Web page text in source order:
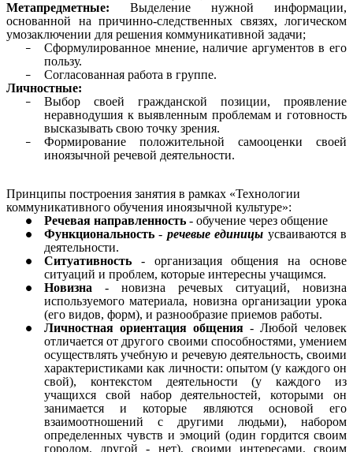
Метапредметные:
Выделение нужной информации,
основанной на причинно-следственных связях, логическом
умозаключении для решения коммуникативной задачи;
Сформулированное мнение, наличие аргументов в его
пользу.
Согласованная работа в группе.
Личностные:
Выбор своей гражданской позиции, проявление
неравнодушия к выявленным проблемам и готовность
высказывать свою точку зрения.
Формирование положительной самооценки своей
иноязычной речевой деятельности.
Принципы построения занятия в рамках «Технологии
коммуникативного обучения иноязычной культуре»:
Речевая направленность - обучение через общение
Функциональность - речевые единицы усваиваются в
деятельности.
Ситуативность - организация общения на основе
ситуаций и проблем, которые интересны учащимся.
Новизна - новизна речевых ситуаций, новизна
используемого материала, новизна организации урока
(его видов, форм), и разнообразие приемов работы.
Личностная ориентация общения - Любой человек
отличается от другого своими способностями, умением
осуществлять учебную и речевую деятельность, своими
характеристиками как личности: опытом (у каждого он
свой), контекстом деятельности (у каждого из
учащихся свой набор деятельностей, которыми он
занимается и которые являются основой его
взаимоотношений с другими людьми), набором
определенных чувств и эмоций (один гордится своим
городом, другой - нет), своими интересами, своим